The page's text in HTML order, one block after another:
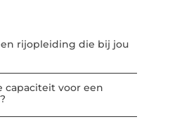
rijopleiding die bij jou
capaciteit voor een